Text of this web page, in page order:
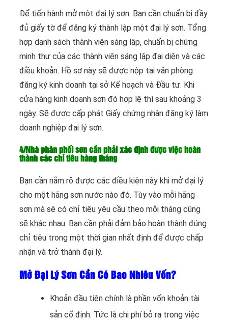
Để tiến hành mở một đại lý sơn. Bạn cần chuẩn bị đầy
đủ giấy tờ để đăng ký thành lập một đại lý sơn. Tổng
hợp danh sách thành viên sáng lập, chuẩn bị chứng
minh thư của các thành viên sáng lập đại diện và các
điều khoản. Hồ sơ này sẽ được nộp tại văn phòng
đăng ký kinh doanh tại sở Kế hoạch và Đầu tư. Khi
cửa hàng kinh doanh sơn đó hợp lệ thì sau khoảng 3
ngày. Sẽ được cấp phát Giấy chứng nhận đăng ký làm
doanh nghiệp đại lý sơn.
4/Nhà phân phối sơn cần phải xác định được việc hoàn
thành các chỉ tiêu hàng tháng
Bạn cần nắm rõ được các điều kiện này khi mở đại lý
cho một hãng sơn nước nào đó. Tùy vào mỗi hãng
sơn mà sẽ có chỉ tiêu yêu cầu theo mỗi tháng cũng
sẽ khác nhau. Bạn cần phải đảm bảo hoàn thành đúng
chỉ tiêu trong một thời gian nhất định để được chấp
nhận và trở thành đại lý.
Mở Đại Lý Sơn Cần Có Bao Nhiêu Vốn?
Khoản đầu tiên chính là phần vốn khoản tài
sản cố định. Tức là chi phí bỏ ra trong việc